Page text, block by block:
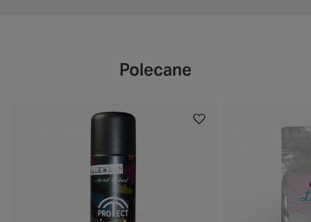
Polecane